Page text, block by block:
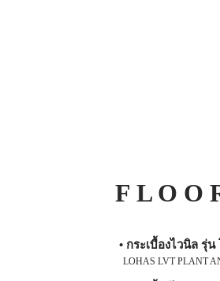
F L O O
• กระเบื้องไวนิล รุ่น
LOHAS LVT PLANT